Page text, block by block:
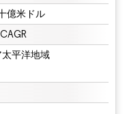
億米ドル
太平洋地域